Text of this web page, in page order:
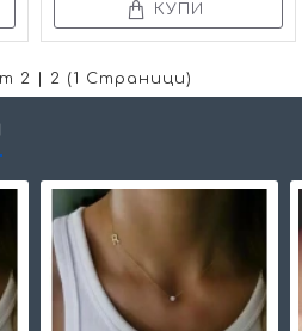
КУПИ
2 | 2 (1 Страници)